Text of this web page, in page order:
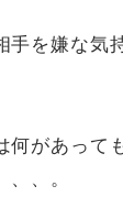
を嫌な気
があって
、。